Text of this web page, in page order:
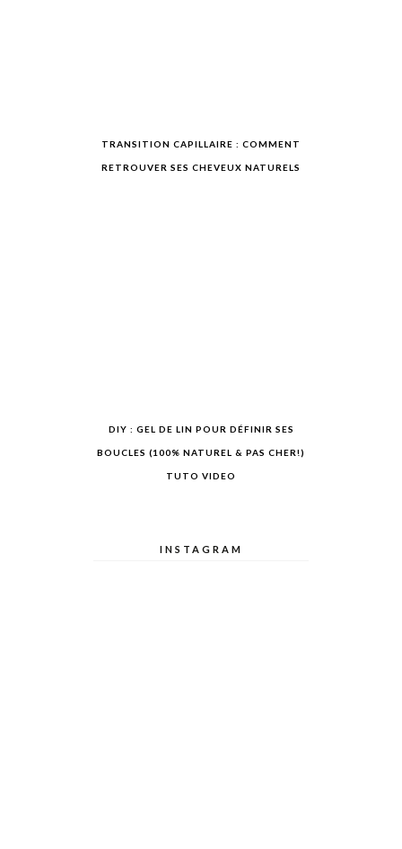
TRANSITION CAPILLAIRE : COMMENT
RETROUVER SES CHEVEUX NATURELS
DIY : GEL DE LIN POUR DÉFINIR SES
BOUCLES (100% NATUREL & PAS CHER!)
TUTO VIDEO
INSTAGRAM